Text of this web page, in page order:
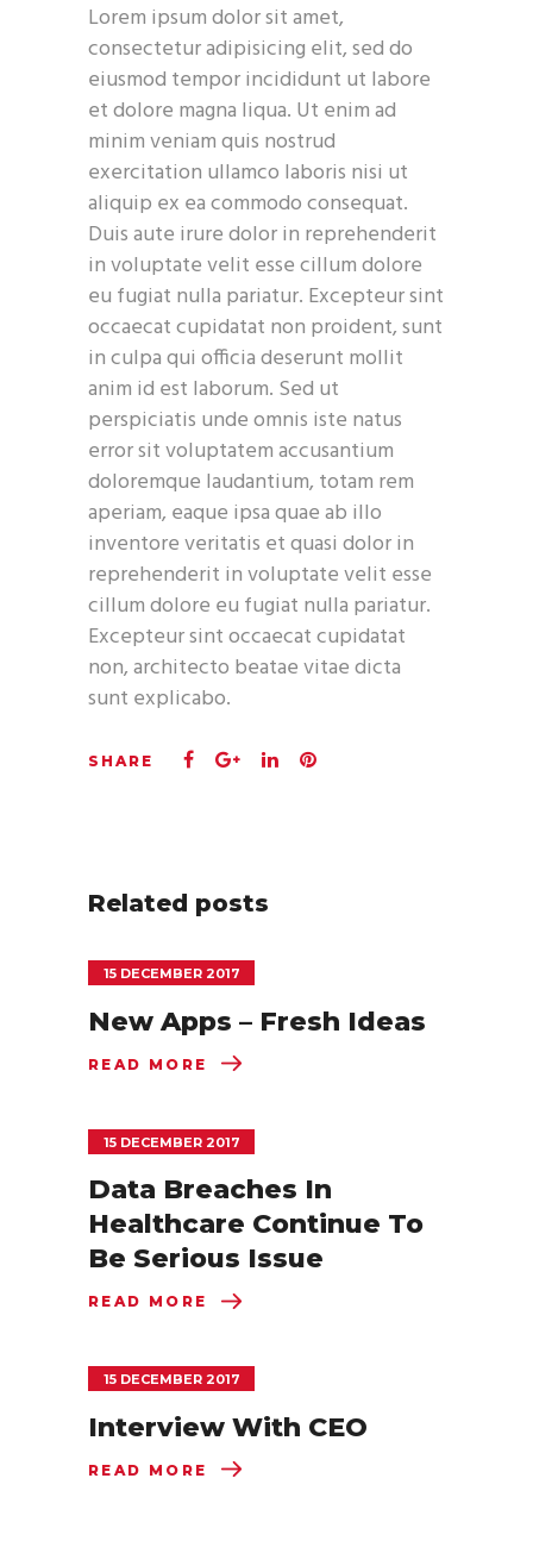
Lorem ipsum dolor sit amet,
consectetur adipisicing elit, sed do
eiusmod tempor incididunt ut labore
et dolore magna liqua. Ut enim ad
minim veniam quis nostrud
exercitation ullamco laboris nisi ut
aliquip ex ea commodo consequat.
Duis aute irure dolor in reprehenderit
in voluptate velit esse cillum dolore
eu fugiat nulla pariatur. Excepteur sint
occaecat cupidatat non proident, sunt
in culpa qui officia deserunt mollit
anim id est laborum. Sed ut
perspiciatis unde omnis iste natus
error sit voluptatem accusantium
doloremque laudantium, totam rem
aperiam, eaque ipsa quae ab illo
inventore veritatis et quasi dolor in
reprehenderit in voluptate velit esse
cillum dolore eu fugiat nulla pariatur.
Excepteur sint occaecat cupidatat
non, architecto beatae vitae dicta
sunt explicabo.
Related posts
15 DECEMBER 2017
New Apps – Fresh Ideas
READ MORE
15 DECEMBER 2017
Data Breaches In
Healthcare Continue To
Be Serious Issue
READ MORE
15 DECEMBER 2017
Interview With CEO
READ MORE